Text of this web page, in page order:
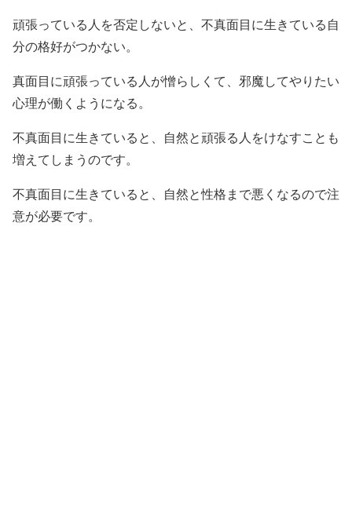
頑張っている人を否定しないと、不真面目に生きている自
分の格好がつかない。
真面目に頑張っている人が憎らしくて、邪魔してやりたい
心理が働くようになる。
不真面目に生きていると、自然と頑張る人をけなすことも
増えてしまうのです。
不真面目に生きていると、自然と性格まで悪くなるので注
意が必要です。